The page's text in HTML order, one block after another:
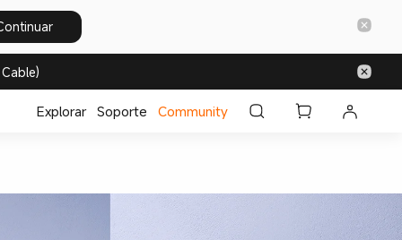
Explorar Soporte Community